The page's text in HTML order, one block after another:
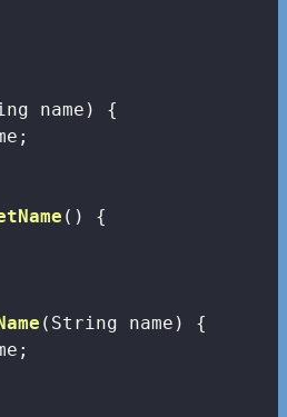
name)
{
()
{
(String name)
{